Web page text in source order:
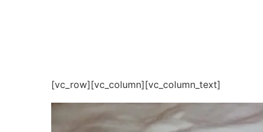
[vc_row][vc_column][vc_column_text]